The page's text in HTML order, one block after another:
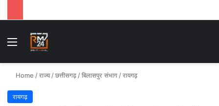
Menu
Home /राज्य /छत्तीसगढ़ /बिलासपुर संभाग /रायगढ़
रायगढ़